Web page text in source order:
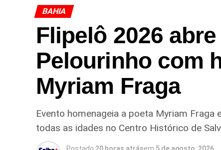
BAHIA
Flipelô 2026
Pelourinho com
Myriam Fraga
Evento homenageia a poeta Myriam
todas as idades no Centro Histórico de
Postado 20 horas atrásem 5 de agosto, 2026